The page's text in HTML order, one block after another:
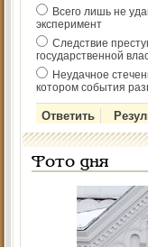
Всего лишь не
эксперимент
Следствие
государственной
Неудачное
котором события
Фото дня